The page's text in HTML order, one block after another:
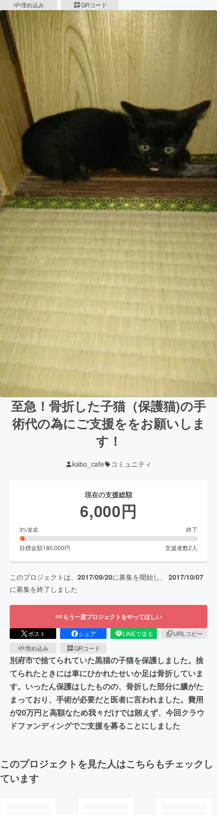
埋め込み
QRコード
至急！骨折した子猫（保護猫)の手
術代の為にご支援ををお願いしま
す！
kabo_cafe コミュニティ
現在の支援総額
6,000円
3%達成 終了
目標金額180,000円 支援者数2 人
このプロジェクトは、 2017/09/20に募集を開始し、 2017/10/07
に募集を終了しました
もう一度プロジェクトをやってほしい
ポスト シェア LINEで送る
URLコピー
埋め込み
QRコード
別府市で捨てられていた黒猫の子猫を保護しました。捨
てられたときには車にひかれたせいか足は骨折していま
す。いったん保護はしたものの、骨折した部分に膿がた
まっており、手術が必要だと医者に言われました。費用
が20万円と高額なため我々だけでは賄えず、今回クラウ
ドファンディングでご支援を募ることにしました
このプロジェクトを見た人はこちらもチェックし
ています